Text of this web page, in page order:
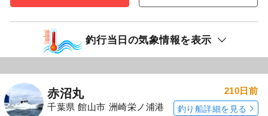
釣行当日の気象情報を表示
赤沼丸
千葉県 館山市 洲崎栄ノ浦港
210日前
釣り船詳細を見る